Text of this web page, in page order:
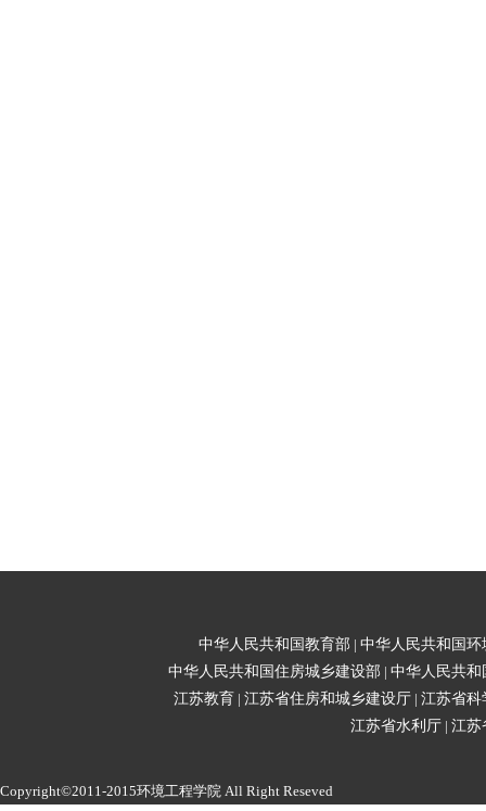
中华人民共和国教育部 | 中华人民共和国环
中华人民共和国住房城乡建设部 | 中华人民共和
江苏教育 | 江苏省住房和城乡建设厅 | 江苏省科
江苏省水利厅 | 江苏
Copyright©2011-2015环境工程学院 All Right Reseved